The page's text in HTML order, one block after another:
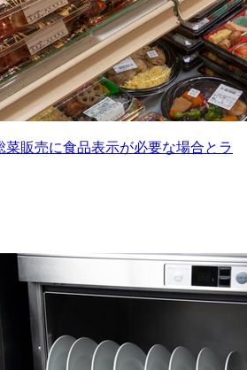
菜販売に食品表示が必要な場合とラ